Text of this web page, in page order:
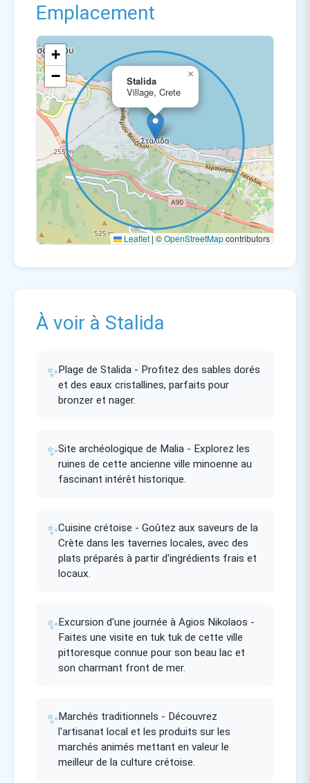
Emplacement
Stalida
Village, Crete
×
+
−
Leaflet | ©OpenStreetMapcontributors
À voir à Stalida
✨Plage de Stalida - Profitez des sables dorés
et des eaux cristallines, parfaits pour
bronzer et nager.
✨Site archéologique de Malia - Explorez les
ruines de cette ancienne ville minoenne au
fascinant intérêt historique.
✨Cuisine crétoise - Goûtez aux saveurs de la
Crète dans les tavernes locales, avec des
plats préparés à partir d'ingrédients frais et
locaux.
✨Excursion d'une journée à Agios Nikolaos -
Faites une visite en tuk tuk de cette ville
pittoresque connue pour son beau lac et
son charmant front de mer.
✨Marchés traditionnels - Découvrez
l'artisanat local et les produits sur les
marchés animés mettant en valeur le
meilleur de la culture crétoise.